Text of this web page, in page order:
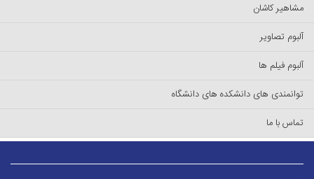
مشاهیر کاشان
آلبوم تصاویر
آلبوم فیلم ها
توانمندی های دانشکده های دانشگاه
تماس با ما